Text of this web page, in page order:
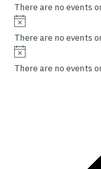
There are no events
Notice
There are no events
Notice
There are no events